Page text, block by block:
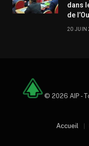
dans
de
20 JUIN
© 2026 AIP -
Accueil